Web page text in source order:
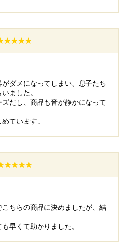
ダメになってしまい、息子たち
ました。
だし、商品も音が静かになって
ています。
ちらの商品に決めましたが、結
早くて助かりました。